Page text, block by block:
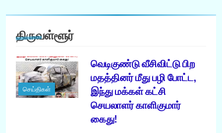
திருவள்ளூர்
செய்திகள்
வெடிகுண்டு வீசிவிட்டு பிற
மதத்தினர் மீது பழி போட்ட,
இந்து மக்கள் கட்சி
செயலாளர் காளிகுமார்
கைது!